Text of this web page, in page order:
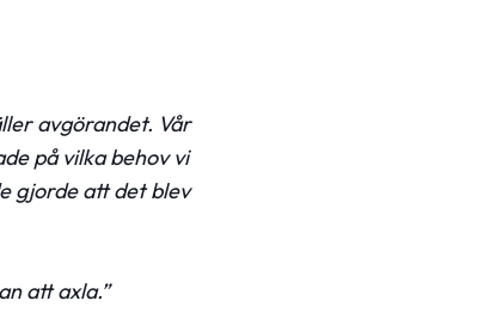
avgörandet. Vår
på vilka behov vi
gjorde att det blev
att axla.”